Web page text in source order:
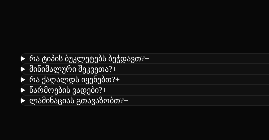
რა ტიპის ბუკლეტებს ბეჭდავთ?+
მინიმალური შეკვეთა?+
რა ქაღალდს იყენებთ?+
წარმოების ვადები?+
ლამინაციას გთავაზობთ?+